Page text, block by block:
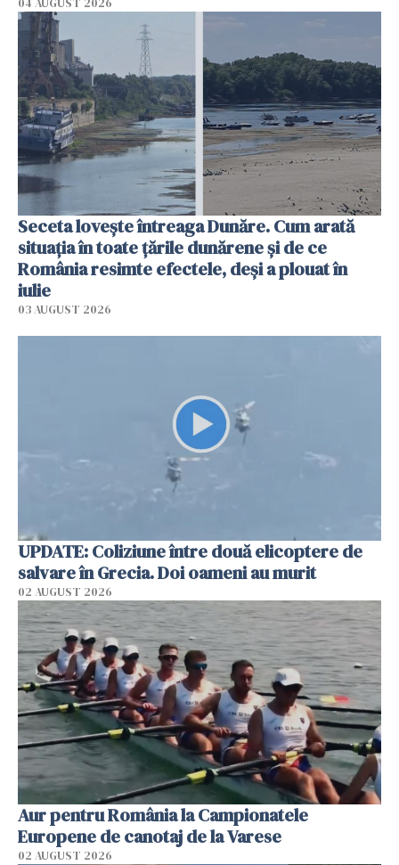
Seceta lovește întreaga Dunăre. Cum arată
situația în toate țările dunărene și de ce
România resimte efectele, deși a plouat în
iulie
03 AUGUST 2026
UPDATE: Coliziune între două elicoptere de
salvare în Grecia. Doi oameni au murit
02 AUGUST 2026
Aur pentru România la Campionatele
Europene de canotaj de la Varese
02 AUGUST 2026